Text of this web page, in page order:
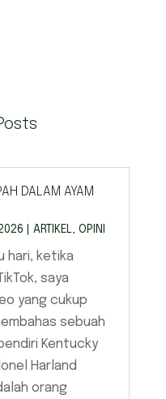
DALAM AYAM
ARTIKEL OPINI
hari, ketika
saya
yang cukup
sebuah
Kentucky
Harland
orang